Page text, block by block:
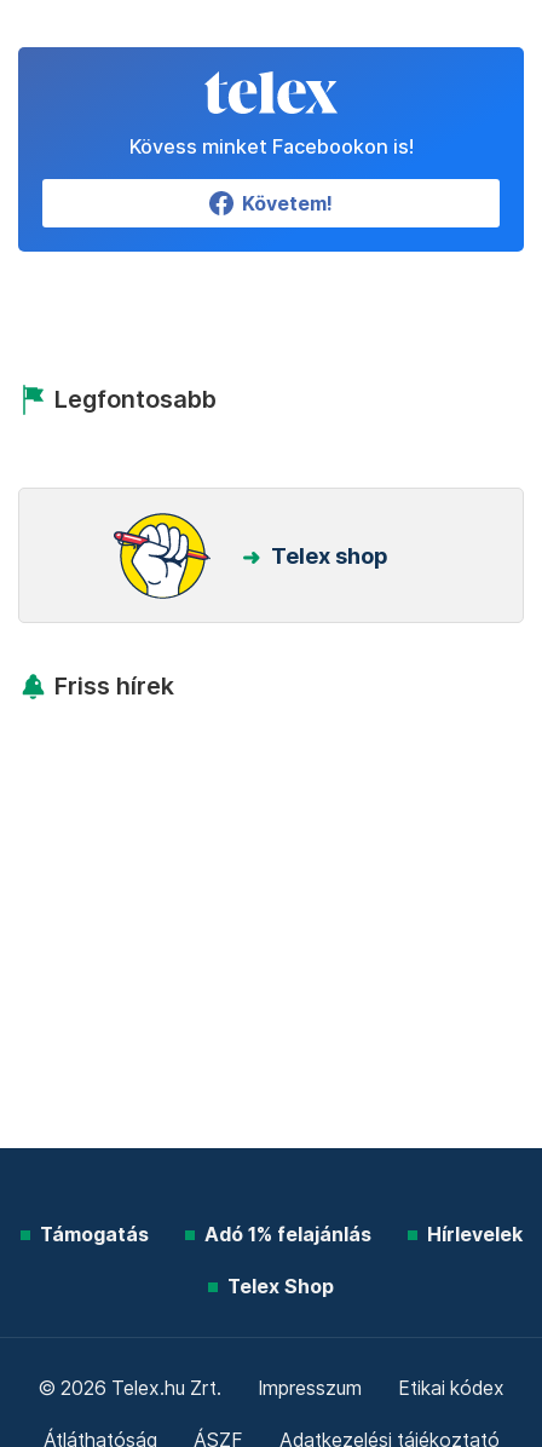
Kövess minket Facebookon is!
Követem!
Legfontosabb
Telex shop
Friss hírek
Támogatás Adó 1% felajánlás Hírlevelek
Telex Shop
© 2026 Telex.hu Zrt. Impresszum Etikai kódex
Átláthatóság ÁSZF Adatkezelési tájékoztató